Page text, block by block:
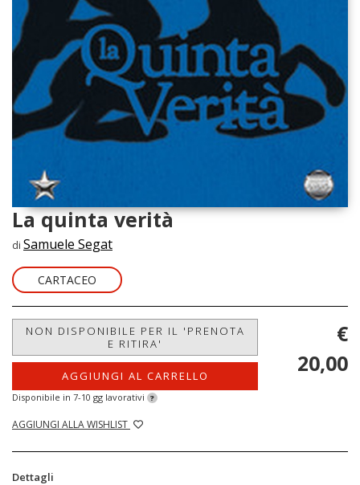
La quinta verità
di Samuele Segat
CARTACEO
NON DISPONIBILE PER IL 'PRENOTA
E RITIRA'
AGGIUNGI AL CARRELLO
Disponibile in 7-10 gg lavorativi ?
AGGIUNGI ALLA WISHLIST
€
20,00
Dettagli